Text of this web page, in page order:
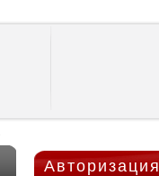
Авторизация